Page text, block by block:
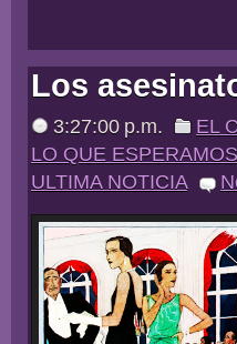
Los
3:27:00 p.m. EL
LO QUE ESPERAMOS
ULTIMA NOTICIA